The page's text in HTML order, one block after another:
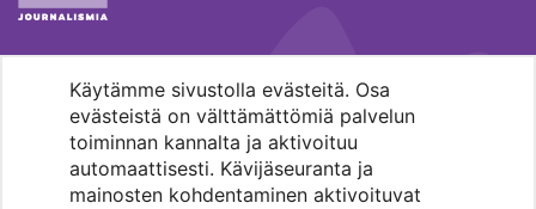
Käytämme sivustolla evästeitä. Osa
evästeistä on välttämättömiä palvelun
toiminnan kannalta ja aktivoituu
automaattisesti. Kävijäseuranta ja
mainosten kohdentaminen aktivoituvat
MENOHAKU